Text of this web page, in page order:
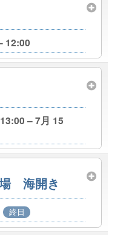
12:00
– 7月 15
海開き
終日